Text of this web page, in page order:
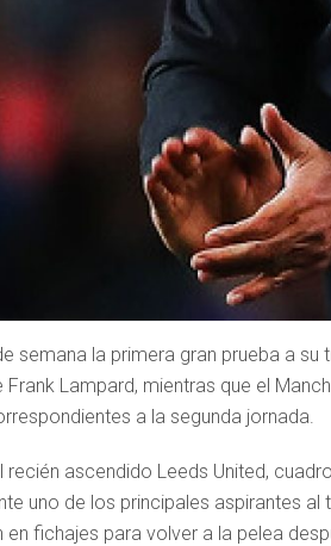
semana la primera gran prueba a
Lampard, mientras que el
a la segunda jornada.
ascendido Leeds United,
uno de los principales aspirantes al
en fichajes para volver a la pelea